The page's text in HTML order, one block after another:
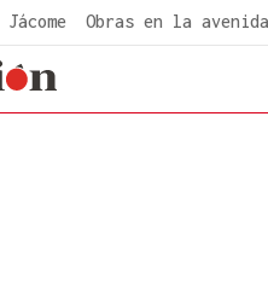
Obras en la